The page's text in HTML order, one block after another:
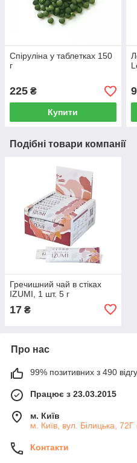
Спіруліна у таблетках 150
г
225 ₴
Купити
Подібні товари компанії
Гречишний чай в стіках
IZUMI, 1 шт. 5 г
17 ₴
Про нас
99% позитивних з 490
Працює з 23.03.2015
м. Київ
м. Київ, вул. Білицька, 72Г
Контакти